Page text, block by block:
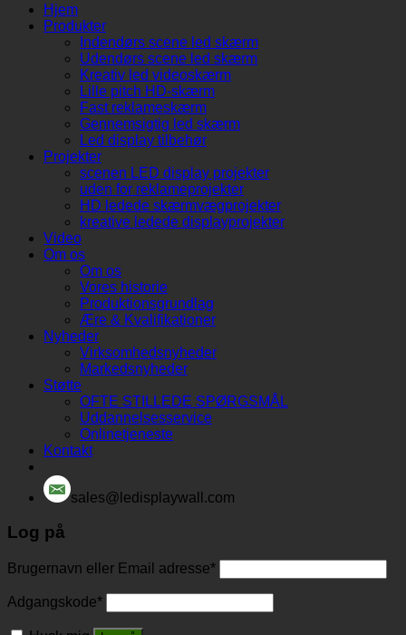
Hjem
Produkter
Indendørs scene led skærm
Udendørs scene led skærm
Kreativ led videoskærm
Lille pitch HD-skærm
Fast reklameskærm
Gennemsigtig led skærm
Led display tilbehør
Projekter
scenen LED display projekter
uden for reklameprojekter
HD ledede skærmvægprojekter
kreative ledede displayprojekter
Video
Om os
Om os
Vores historie
Produktionsgrundlag
Ære & Kvalifikationer
Nyheder
Virksomhedsnyheder
Markedsnyheder
Støtte
OFTE STILLEDE SPØRGSMÅL
Uddannelsesservice
Onlinetjeneste
Kontakt
sales@ledisplaywall.com
Log på
Brugernavn eller Email adresse*
Adgangskode*